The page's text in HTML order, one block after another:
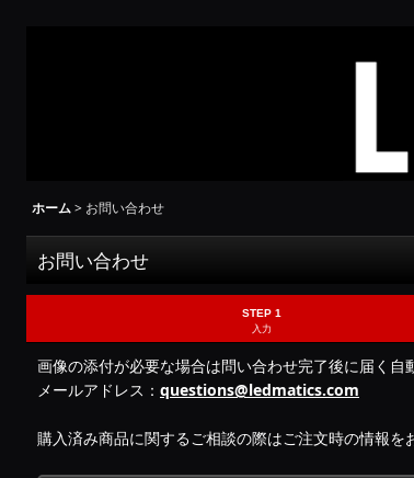
ホーム> お問い合わせ
お問い合わせ
STEP 1
入力
画像の添付が必要な場合は問い合わせ完了後に届く自
メールアドレス： questions@ledmatics.com
購入済み商品に関するご相談の際はご注文時の情報を